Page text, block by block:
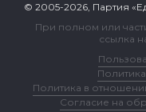
© 2005-2026, Партия
При полном или
ссылка
Политика в
Согласие на